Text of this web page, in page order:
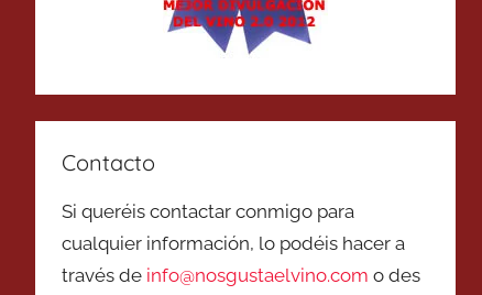
Contacto
Si queréis contactar conmigo para
cualquier información, lo podéis hacer a
través de info@nosgustaelvino.com o des